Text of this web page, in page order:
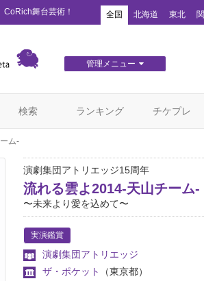
舞台芸術！ 全国 北海道 東北
管理メニュー
検索 ランキング チケプレ
ム-
演劇集団アトリエッジ15周年
流れる雲よ2014-天山チーム-
〜未来より愛を込めて〜
実演鑑賞
演劇集団アトリエッジ
ザ・ポケット
（東京都）